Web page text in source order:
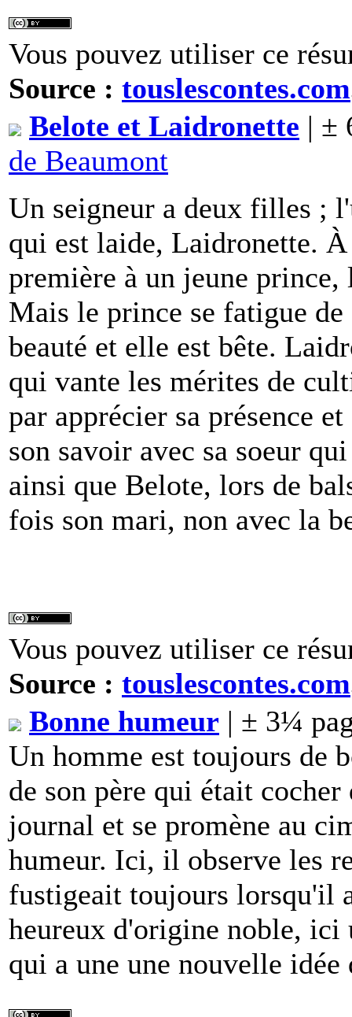
Vous pouvez utiliser ce
Source : touslescontes.com
Belote et Laidronette | ±
de Beaumont
Un seigneur a deux filles ;
qui est laide, Laidronette.
première à un jeune
Mais le prince se fatigue
beauté et elle est bête.
qui vante les mérites de
par apprécier sa présence
son savoir avec sa soeur
ainsi que Belote, lors de
fois son mari, non avec la
Vous pouvez utiliser ce
Source : touslescontes.com
Bonne humeur | ± 3¼
Un homme est toujours de
de son père qui était
journal et se promène au
humeur. Ici, il observe les
fustigeait toujours lorsqu'il
heureux d'origine noble, ici
qui a une une nouvelle